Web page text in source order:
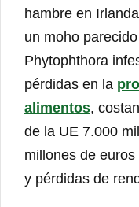
hambre en
un moho
Phytophthora
pérdidas en la
alimentos,
de la UE 7.000
millones de
y pérdidas de